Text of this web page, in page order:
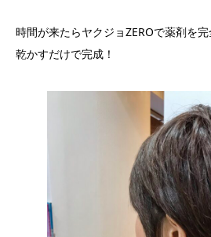
時間が来たらヤクジョZEROで薬剤を
乾かすだけで完成！